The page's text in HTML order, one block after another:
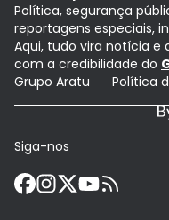
Política, segurança
reportagens especiais,
Aqui, tudo vira notícia
com a credibilidade do
Grupo Aratu
Política
Siga-nos